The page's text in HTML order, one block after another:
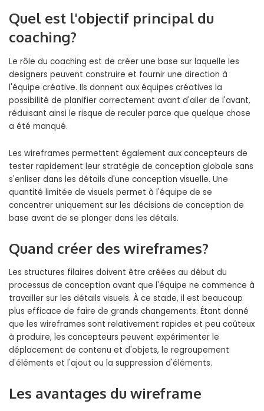
Quel est l'objectif principal du
coaching?
Le rôle du coaching est de créer une base sur laquelle les
designers peuvent construire et fournir une direction à
l'équipe créative. Ils donnent aux équipes créatives la
possibilité de planifier correctement avant d'aller de l'avant,
réduisant ainsi le risque de reculer parce que quelque chose
a été manqué.
Les wireframes permettent également aux concepteurs de
tester rapidement leur stratégie de conception globale sans
s'enliser dans les détails d'une conception visuelle. Une
quantité limitée de visuels permet à l'équipe de se
concentrer uniquement sur les décisions de conception de
base avant de se plonger dans les détails.
Quand créer des wireframes?
Les structures filaires doivent être créées au début du
processus de conception avant que l'équipe ne commence à
travailler sur les détails visuels. À ce stade, il est beaucoup
plus efficace de faire de grands changements. Étant donné
que les wireframes sont relativement rapides et peu coûteux
à produire, les concepteurs peuvent expérimenter le
déplacement de contenu et d'objets, le regroupement
d'éléments et l'ajout ou la suppression d'éléments.
Les avantages du wireframe